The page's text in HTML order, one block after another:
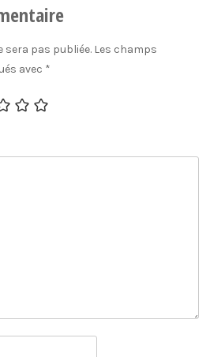
sera pas publiée. Les champs
avec *